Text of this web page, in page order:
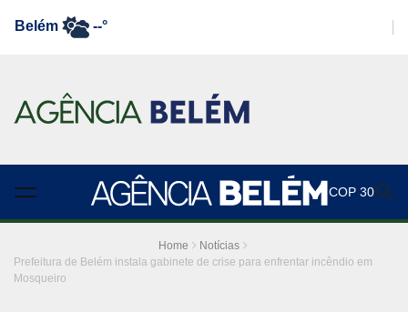
Belém --°
COP 30
Home
Notícias
Prefeitura de Belém instala gabinete de crise para enfrentar incêndio em
Mosqueiro